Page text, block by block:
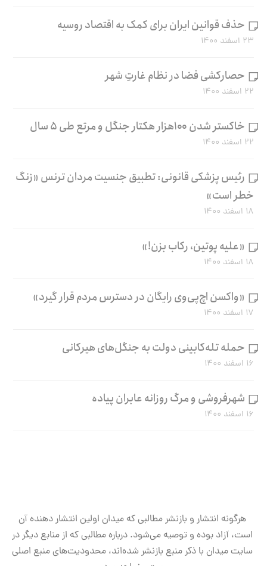
حذف قوانین ایران برای کمک به اقتصاد روسیه
۲۳ اسفند ۱۴۰۰
حصارکشی فضا در نظام غارتِ شهر
۲۲ اسفند ۱۴۰۰
خاکستر شدن ۱۰۰هزار هکتار جنگل و مرتع طی ۵ سال
۲۲ اسفند ۱۴۰۰
رئیس پزشکی قانونی: تطبیق جنسیت مردان ترنس «زنگ
خطر است»
۱۸ اسفند ۱۴۰۰
«علیه پوتین، رکاب بزن!»
۱۸ اسفند ۱۴۰۰
«واکسن اچ‌پی‌وی رایگان در دسترس مردم قرار گیرد»
۱۷ اسفند ۱۴۰۰
حمله تله‌کابینی دولت به جنگل‌های هیرکانی
۱۶ اسفند ۱۴۰۰
شهرفروشی و مرگ روزانه عابران پیاده
۱۶ اسفند ۱۴۰۰
هرگونه انتشار و بازنشر مطالبی که میدان اولین انتشار دهنده آن
است، آزاد بوده و توصیه می‌شود. درباره مطالبی که از منابع دیگر در
سایت میدان با ذکر منبع بازنشر شده‌اند، محدودیت‌های منبع اصلی